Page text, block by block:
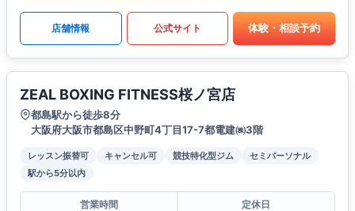
店舗情報 公式サイト 体験・相談予約
ZEAL BOXING FITNESS桜ノ宮店
都島駅から徒歩8分
大阪府大阪市都島区中野町4丁目17-7都電建㈱3階
レッスン振替可 キャンセル可 競技特化型ジム
セミパーソナル
駅から5分以内
営業時間
定休日